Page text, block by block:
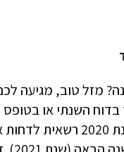
מזל טוב, מגיעה לכם
יולדת שילדה בשנת 2020